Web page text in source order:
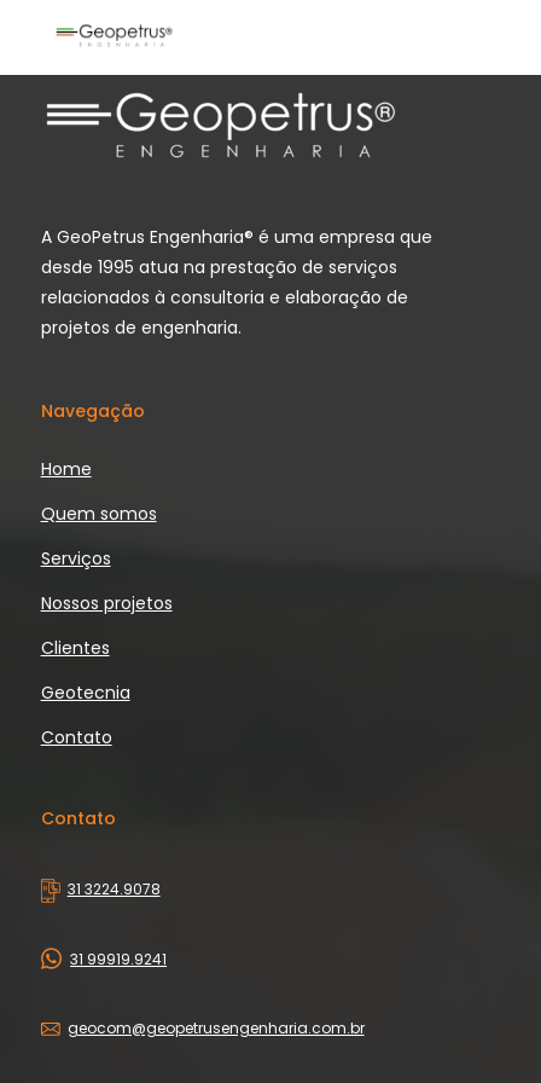
A GeoPetrus Engenharia® é uma empresa que
desde 1995 atua na prestação de serviços
relacionados à consultoria e elaboração de
projetos de engenharia.
Navegação
Home
Quem somos
Serviços
Nossos projetos
Clientes
Geotecnia
Contato
Contato
31 3224.9078
31 99919.9241
geocom@geopetrusengenharia.com.br